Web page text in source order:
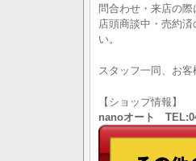
問合わせ・来店の
店頭商談中・売約
い。
スタッフ一同、お客
【ショップ情報】
nanoオート